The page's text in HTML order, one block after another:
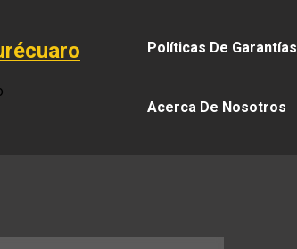
Políticas De Garantías
Acerca De Nosotros